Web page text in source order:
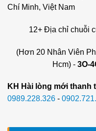
Chí Minh, Việt Nam
12+ Địa chỉ chuỗi
(Hơn 20 Nhân Viên
Hcm) - 3O-
KH Hài lòng mới thanh
0989.228.326 -